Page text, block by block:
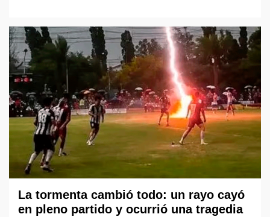
La tormenta cambió todo: un rayo cayó
en pleno partido y ocurrió una tragedia